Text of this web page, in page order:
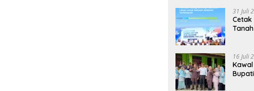
31 Juli
Cetak
16 Juli
Kawal